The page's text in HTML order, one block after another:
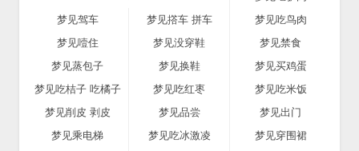
梦见驾车
梦见撘车 拼车
梦见吃鸟肉
梦见噎住
梦见没穿鞋
梦见禁食
梦见蒸包子
梦见换鞋
梦见买鸡蛋
梦见吃桔子 吃橘子
梦见吃红枣
梦见吃米饭
梦见削皮 剥皮
梦见品尝
梦见出门
梦见乘电梯
梦见吃冰激凌
梦见穿围裙